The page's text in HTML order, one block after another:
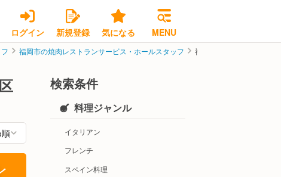
ログイン 新規登録 気になる MENU
福岡市の焼肉レストランサービス・ホールスタッフ 福岡市博多区の焼肉レス
検索条件
料理ジャンル
イタリアン
フレンチ
スペイン料理